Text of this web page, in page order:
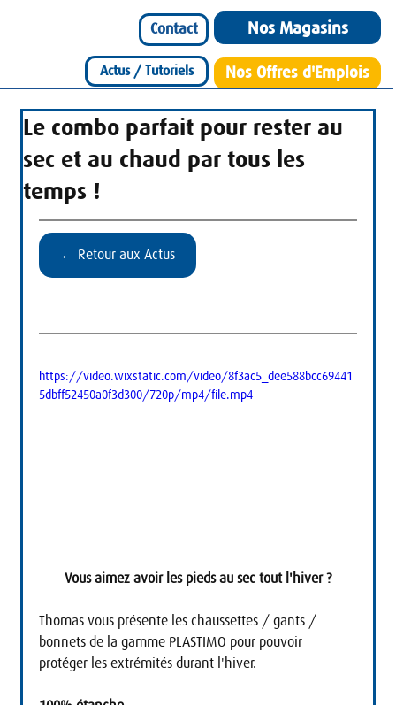
Nos Magasins
Actus / Tutoriels Nos Offres d'Emplois
Contact
Le combo parfait pour rester au
sec et au chaud par tous les
temps !
← Retour aux Actus
https://video.wixstatic.com/video/8f3ac5_dee588bcc69441
5dbff52450a0f3d300/720p/mp4/file.mp4
Vous aimez avoir les pieds au sec tout l'hiver ?
Thomas vous présente les chaussettes / gants /
bonnets de la gamme PLASTIMO pour pouvoir
protéger les extrémités durant l'hiver.